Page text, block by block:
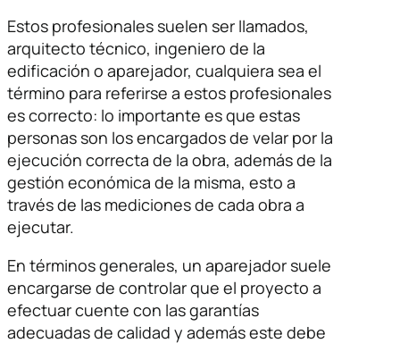
Estos profesionales suelen ser llamados,
arquitecto técnico, ingeniero de la
edificación o aparejador, cualquiera sea el
término para referirse a estos profesionales
es correcto: lo importante es que estas
personas son los encargados de velar por la
ejecución correcta de la obra, además de la
gestión económica de la misma, esto a
través de las mediciones de cada obra a
ejecutar.
En términos generales, un aparejador suele
encargarse de controlar que el proyecto a
efectuar cuente con las garantías
adecuadas de calidad y además este debe